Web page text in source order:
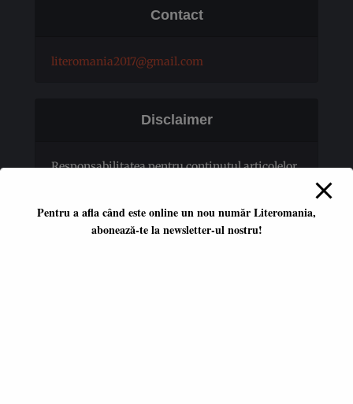
Contact
literomania2017@gmail.com
Disclaimer
Responsabilitatea pentru conţinutul articolelor
Pentru a afla când este online un nou număr Literomania,
abonează-te la newsletter-ul nostru!